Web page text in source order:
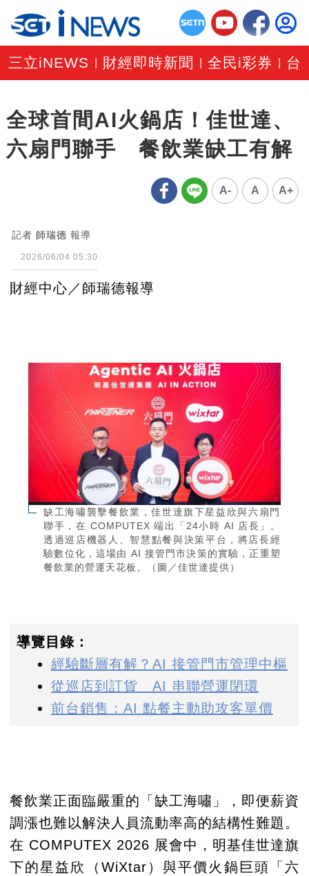
三立iNEWS 財經即時新聞 |全民i彩券 台
全球首間AI火鍋店！佳世達、
六扇門聯手 餐飲業缺工有解
A- A A+
記者 師瑞德 報導
2026/06/04 05:30
財經中心／師瑞德報導
缺工海嘯襲擊餐飲業，佳世達旗下星益欣與六扇門
聯手，在 COMPUTEX 端出「24小時 AI 店長」。
透過巡店機器人、智慧點餐與決策平台，將店長經
驗數位化，這場由 AI 接管門市決策的實驗，正重塑
餐飲業的營運天花板。（圖／佳世達提供）
導覽目錄：
經驗斷層有解？AI 接管門市管理中樞
從巡店到訂貨 AI 串聯營運閉環
前台銷售：AI 點餐主動助攻客單價
餐飲業正面臨嚴重的「缺工海嘯」，即便薪資
調漲也難以解決人員流動率高的結構性難題。
在 COMPUTEX 2026 展會中，明基佳世達旗
下的星益欣（WiXtar）與平價火鍋巨頭「六